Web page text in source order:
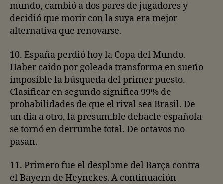
mundo, cambió a dos pares de jugadores y
decidió que morir con la suya era mejor
alternativa que renovarse.
10. España perdió hoy la Copa del Mundo.
Haber caido por goleada transforma en sueño
imposible la búsqueda del primer puesto.
Clasificar en segundo significa 99% de
probabilidades de que el rival sea Brasil. De
un día a otro, la presumible debacle española
se tornó en derrumbe total. De octavos no
pasan.
11. Primero fue el desplome del Barça contra
el Bayern de Heynckes. A continuación